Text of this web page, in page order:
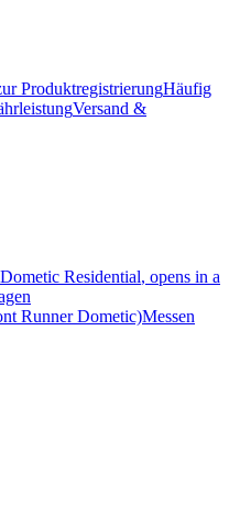
ProduktregistrierungHäufig
Versand &
Dometic Residential, opens in a
Runner Dometic)Messen